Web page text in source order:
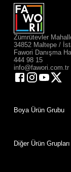
Zümrütevler
34852 Maltepe /
Fawori Danışma
444 98 15
info@fawori.com.tr
Boya Ürün Grubu
Diğer Ürün Grupları